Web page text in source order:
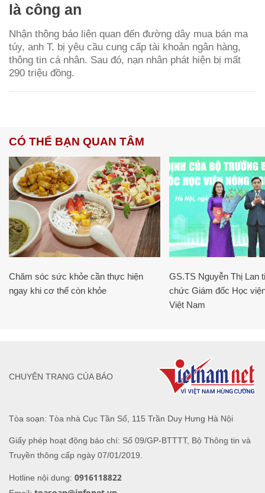
là công an
Nhận thông báo liên quan đến đường dây mua bán ma
túy, anh T. bị yêu cầu cung cấp tài khoản ngân hàng,
thông tin cá nhân. Sau đó, nạn nhân phát hiện bị mất
290 triệu đồng.
CÓ THỂ BẠN QUAN TÂM
Chăm sóc sức khỏe cần thực hiện
ngay khi cơ thể còn khỏe
GS.TS Nguyễn Thị Lan
chức Giám đốc Học
Việt Nam
Tòa soạn: Tòa nhà Cục Tần Số, 115 Trần Duy Hưng Hà Nội
Giấy phép hoạt động báo chí: Số 09/GP-BTTTT, Bộ Thông tin và
Truyền thông cấp ngày 07/01/2019.
Hotline nội dung: 0916118822
CHUYÊN TRANG CỦA BÁO